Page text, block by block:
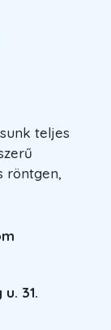
teljes
röntgen,
31.